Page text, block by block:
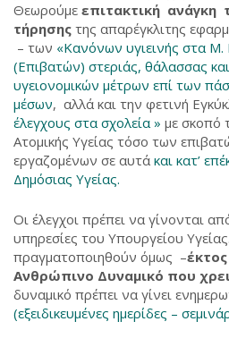
Θεωρούμε επιτακτική ανάγκη
τήρησης της απαρέγκλιτης
– των «Κανόνων υγιεινής στα
(Επιβατών) στεριάς, θάλασσας
υγειονομικών μέτρων επί των
μέσων, αλλά και την φετινή
έλεγχους στα σχολεία » με σκοπό
Ατομικής Υγείας τόσο των
εργαζομένων σε αυτά και κατ’
Δημόσιας Υγείας.
Οι έλεγχοι πρέπει να γίνονται
υπηρεσίες του Υπουργείου
πραγματοποιηθούν όμως –
Ανθρώπινο Δυναμικό που
δυναμικό πρέπει να γίνει
(εξειδικευμένες ημερίδες –